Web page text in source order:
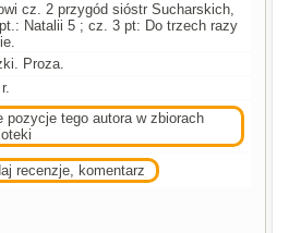
cz. 2 przygód sióstr Sucharskich,
Natalii 5 ; cz. 3 pt: Do trzech razy
Proza.
pozycje tego autora w zbiorach
recenzje, komentarz